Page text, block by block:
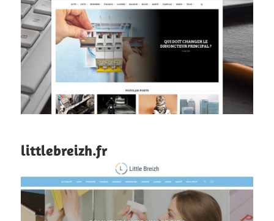
littlebreizh.fr